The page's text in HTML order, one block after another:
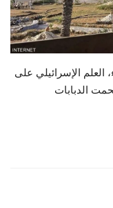
العلم الإسرائيلي على
الدبابات